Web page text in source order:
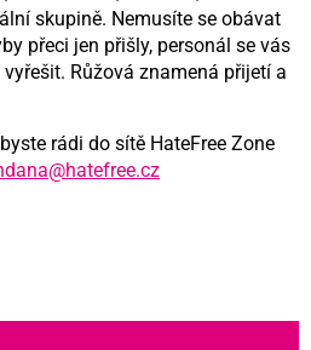
skupině. Nemusíte se obávat
přeci jen přišly, personál se vás
Růžová znamená přijetí a
rádi do sítě HateFree Zone